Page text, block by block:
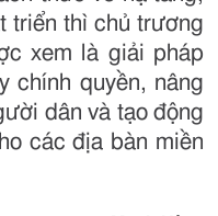
triển thì chủ trương
xem là giải pháp
chính quyền, nâng
dân và tạo động
các địa bàn miền